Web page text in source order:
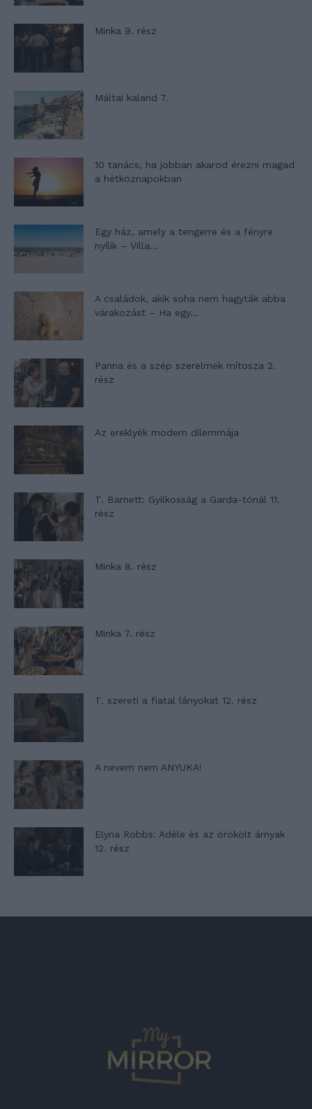
Minka 9. rész
Máltai kaland 7.
10 tanács, ha jobban akarod érezni magad
a hétköznapokban
Egy ház, amely a tengerre és a fényre
nyílik – Villa...
A családok, akik soha nem hagyták abba
várakozást – Ha egy...
Panna és a szép szerelmek mítosza 2.
rész
Az ereklyék modern dilemmája
T. Barnett: Gyilkosság a Garda-tónál 11.
rész
Minka 8. rész
Minka 7. rész
T. szereti a fiatal lányokat 12. rész
A nevem nem ANYUKA!
Elyna Robbs: Adéle és az örökölt árnyak
12. rész